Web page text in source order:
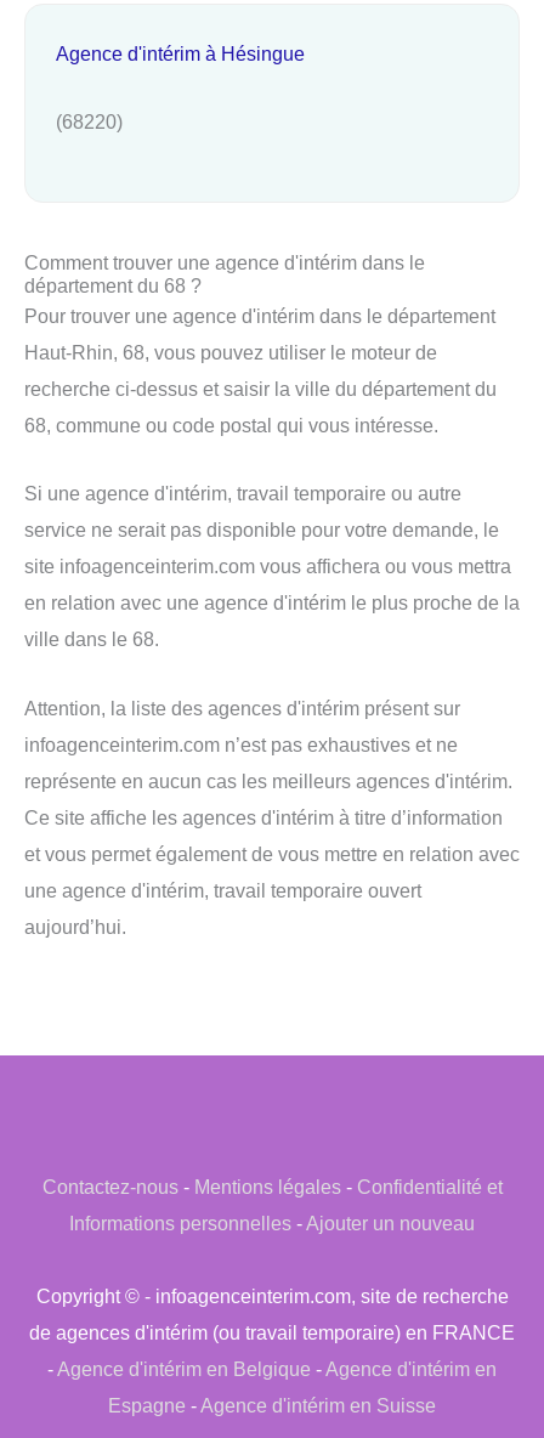
Agence d'intérim à Hésingue
(68220)
Comment trouver une agence d'intérim dans le
département du 68 ?
Pour trouver une agence d'intérim dans le département
Haut-Rhin, 68, vous pouvez utiliser le moteur de
recherche ci-dessus et saisir la ville du département du
68, commune ou code postal qui vous intéresse.
Si une agence d'intérim, travail temporaire ou autre
service ne serait pas disponible pour votre demande, le
site infoagenceinterim.com vous affichera ou vous mettra
en relation avec une agence d'intérim le plus proche de la
ville dans le 68.
Attention, la liste des agences d'intérim présent sur
infoagenceinterim.com n’est pas exhaustives et ne
représente en aucun cas les meilleurs agences d'intérim.
Ce site affiche les agences d'intérim à titre d’information
et vous permet également de vous mettre en relation avec
une agence d'intérim, travail temporaire ouvert
aujourd’hui.
Contactez-nous- Mentions légales- Confidentialité et
Informations personnelles -Ajouter un nouveau
Copyright © - infoagenceinterim.com, site de recherche
de agences d'intérim (ou travail temporaire) en FRANCE
-Agence d'intérim en Belgique -Agence d'intérim en
Espagne -Agence d'intérim en Suisse